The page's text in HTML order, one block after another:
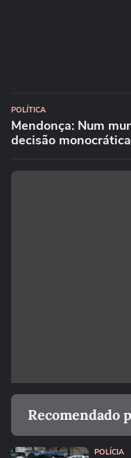
POLÍTICA
Mendonça: Num
decisão
Recomendado
POLÍCIA